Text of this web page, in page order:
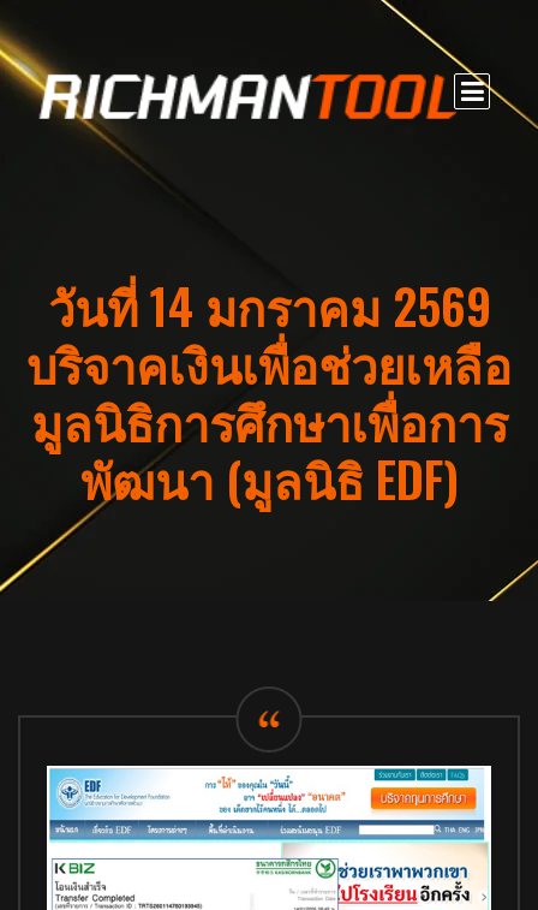
วันที่ 14 มกราคม 2569
บริจาคเงินเพื่อช่วยเหลือ
มูลนิธิการศึกษาเพื่อการ
พัฒนา (มูลนิธิ EDF)